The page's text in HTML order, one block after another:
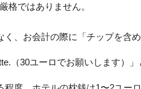
格ではありません。
く、お会計の際に「チップを含
（30ユーロでお願いします）